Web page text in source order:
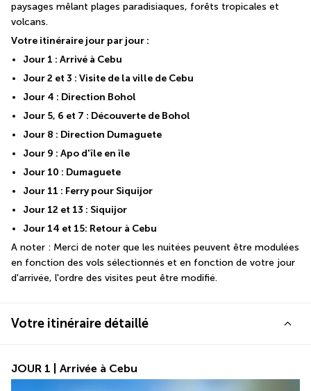
paysages mêlant plages paradisiaques, forêts tropicales et
volcans.
Votre itinéraire jour par jour :
Jour 1 : Arrivé à Cebu
Jour 2 et 3 : Visite de la ville de Cebu
Jour 4 : Direction Bohol
Jour 5, 6 et 7 : Découverte de Bohol
Jour 8 : Direction Dumaguete
Jour 9 : Apo d'île en île
Jour 10 : Dumaguete
Jour 11 : Ferry pour Siquijor
Jour 12 et 13 : Siquijor
Jour 14 et 15: Retour à Cebu
A noter : Merci de noter que les nuitées peuvent être modulées
en fonction des vols sélectionnés et en fonction de votre jour
d'arrivée, l'ordre des visites peut être modifié.
Votre itinéraire détaillé
JOUR 1 | Arrivée à Cebu